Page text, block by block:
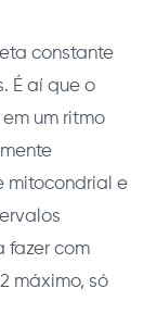
constante
É aí que o
um ritmo
mitocondrial e
fazer com
máximo, só